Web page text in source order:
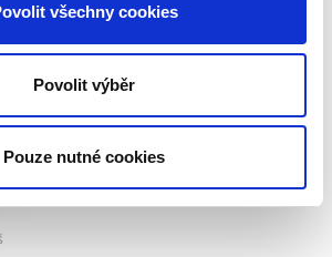
všechny cookies
Povolit výběr
Pouze nutné cookies
Směnečné spory